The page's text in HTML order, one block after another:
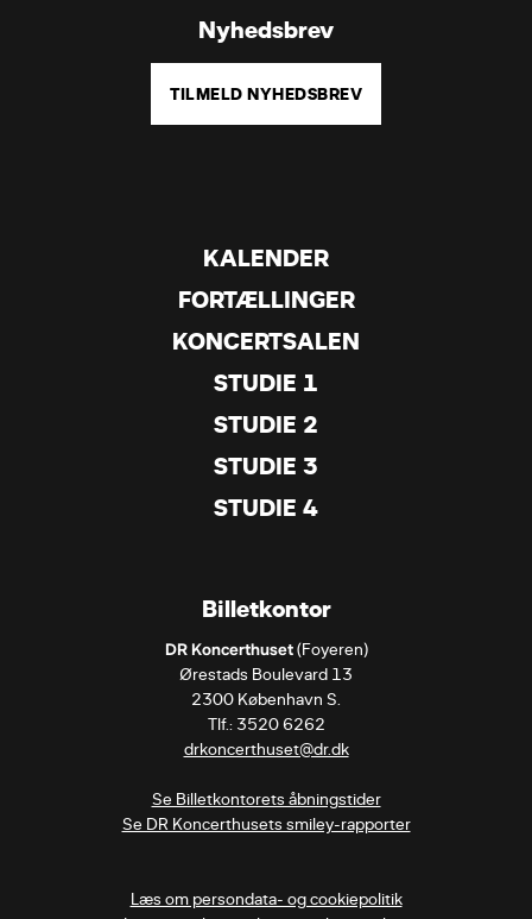
KALENDER
FORTÆLLINGER
KONCERTSALEN
STUDIE 1
STUDIE 2
STUDIE 3
STUDIE 4
Nyhedsbrev
TILMELD NYHEDSBREV
Billetkontor
DR Koncerthuset (Foyeren)
Ørestads Boulevard 13
2300 København S.
drkoncerthuset@dr.dk
Se Billetkontorets åbningstider
Se DR Koncerthusets smiley-rapporter
Læs om persondata- og cookiepolitik